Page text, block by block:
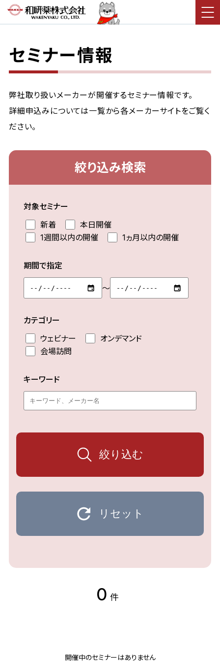
セミナー情報
弊社取り扱いメーカーが開催するセミナー情報です。
詳細申込みについては一覧から各メーカーサイトをご覧く
ださい。
絞り込み検索
対象セミナー
新着
本日開催
1週間以内の開催
1ヵ月以内の開催
期間で指定
～
カテゴリー
ウェビナー
オンデマンド
会場訪問
キーワード
絞り込む
リセット
0 件
開催中のセミナーはありません